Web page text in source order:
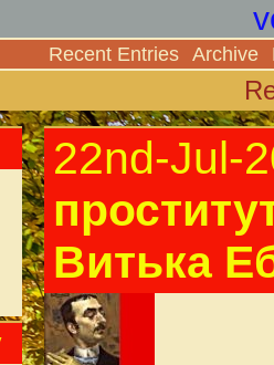
Recent Entries Archive
22nd-Jul-
Витька